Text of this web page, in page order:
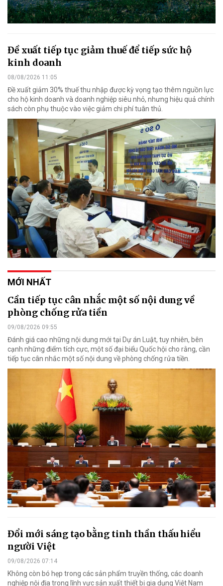
Đề xuất tiếp tục giảm thuế để tiếp sức hộ
kinh doanh
08/08/2026 11:05
Đề xuất giảm 30% thuế thu nhập được kỳ vọng tạo thêm nguồn lực
cho hộ kinh doanh và doanh nghiệp siêu nhỏ, nhưng hiệu quả chính
sách còn phụ thuộc vào việc giảm chi phí tuân thủ.
MỚI NHẤT
Cần tiếp tục cân nhắc một số nội dung về
phòng chống rửa tiền
09/08/2026 09:55
Đánh giá cao những nội dung mới tại Dự án Luật, tuy nhiên, bên
cạnh những điểm tích cực, một số đại biểu Quốc hội cho rằng, cần
tiếp tục cân nhắc một số nội dung về phòng chống rửa tiền.
Đổi mới sáng tạo bằng tinh thần thấu hiểu
người Việt
09/08/2026 07:14
Không còn bó hẹp trong các sản phẩm truyền thống, các doanh
nghiệp nội địa trong lĩnh vực sản xuất thiết bị gia dụng Việt Nam